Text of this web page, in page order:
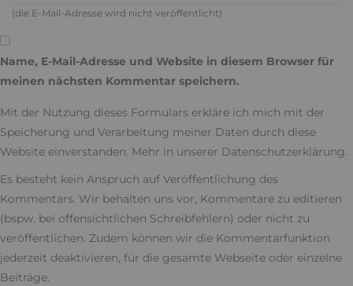
(die E-Mail-Adresse wird nicht veröffentlicht)
Name, E-Mail-Adresse und Website in diesem Browser für
meinen nächsten Kommentar speichern.
Mit der Nutzung dieses Formulars erkläre ich mich mit der
Speicherung und Verarbeitung meiner Daten durch diese
Website einverstanden. Mehr in unserer Datenschutzerklärung.
Es besteht kein Anspruch auf Veröffentlichung des
Kommentars. Wir behalten uns vor, Kommentare zu editieren
(bspw. bei offensichtlichen Schreibfehlern) oder nicht zu
veröffentlichen. Zudem können wir die Kommentarfunktion
jederzeit deaktivieren, für die gesamte Webseite oder einzelne
Beiträge.